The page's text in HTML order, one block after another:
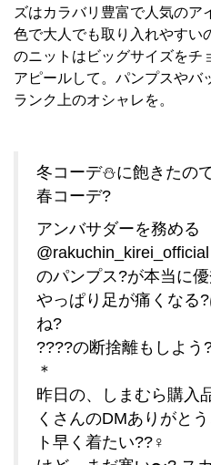
ズはカラバリ豊富で人気のア
色で大人でも取り入れやすい
のニットはビッグサイズをチ
アピールして。パンプスやバ
ランク上のオシャレを。
冬コーデ⛄️に飽きたの
春コーデ?
アンバサダーを務める
@rakuchin_kirei_official
のパンプス?が本当に
やっぱり足が痛くなる
ね?
????の断捨離もしよう
＊
昨日の、しまむら購入
くさんのDMありがと
ト早く着たい??‍♀️